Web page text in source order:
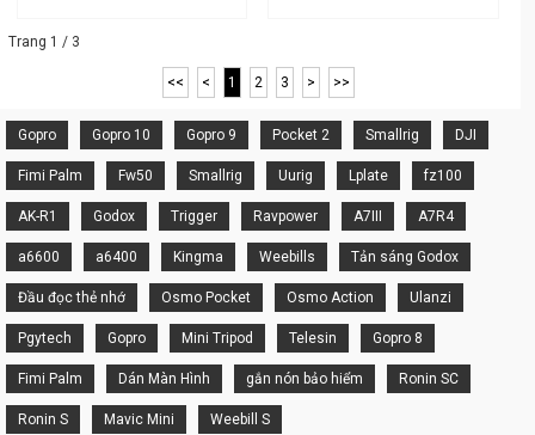
Trang 1 / 3
<< < 1 2 3 > >>
Gopro Gopro 10 Gopro 9 Pocket 2 Smallrig DJI
Fimi Palm Fw50 Smallrig Uurig Lplate fz100
AK-R1 Godox Trigger Ravpower A7III A7R4
a6600 a6400 Kingma Weebills Tản sáng Godox
Đầu đọc thẻ nhớ Osmo Pocket Osmo Action Ulanzi
Pgytech Gopro Mini Tripod Telesin Gopro 8
Fimi Palm Dán Màn Hình gắn nón bảo hiểm Ronin SC
Ronin S Mavic Mini Weebill S